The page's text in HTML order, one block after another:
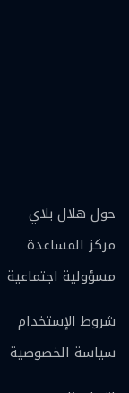
حول هلال بلاي
مركز المساعدة
مسؤولية اجتماعية
شروط الإستخدام
سياسة الخصوصية